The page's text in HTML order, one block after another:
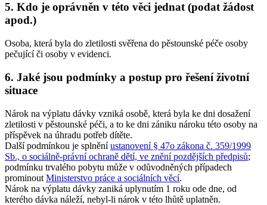
5. Kdo je oprávněn v této věci jednat (podat žádost
apod.)
Osoba, která byla do zletilosti svěřena do pěstounské péče osoby
pečující či osoby v evidenci.
6. Jaké jsou podmínky a postup pro řešení životní
situace
Nárok na výplatu dávky vzniká osobě, která byla ke dni dosažení
zletilosti v pěstounské péči, a to ke dni zániku nároku této osoby na
příspěvek na úhradu potřeb dítěte.
Další podmínkou je splněníustanovení § 47o zákona č. 359/1999
Sb., o sociálně-právní ochraně dětí, ve znění pozdějších předpisů;
podmínku trvalého pobytu může v odůvodněných případech
prominout Ministerstvo práce a sociálních věcí.
Nárok na výplatu dávky zaniká uplynutím 1 roku ode dne, od
kterého dávka náleží, nebyl-li nárok v této lhůtě uplatněn.